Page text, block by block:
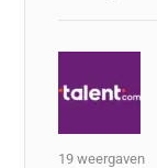
19 weergaven